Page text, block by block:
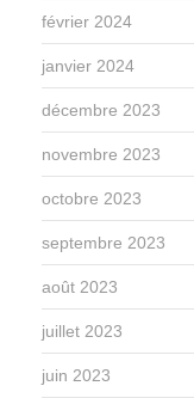
février 2024
janvier 2024
décembre 2023
novembre 2023
octobre 2023
septembre 2023
août 2023
juillet 2023
juin 2023